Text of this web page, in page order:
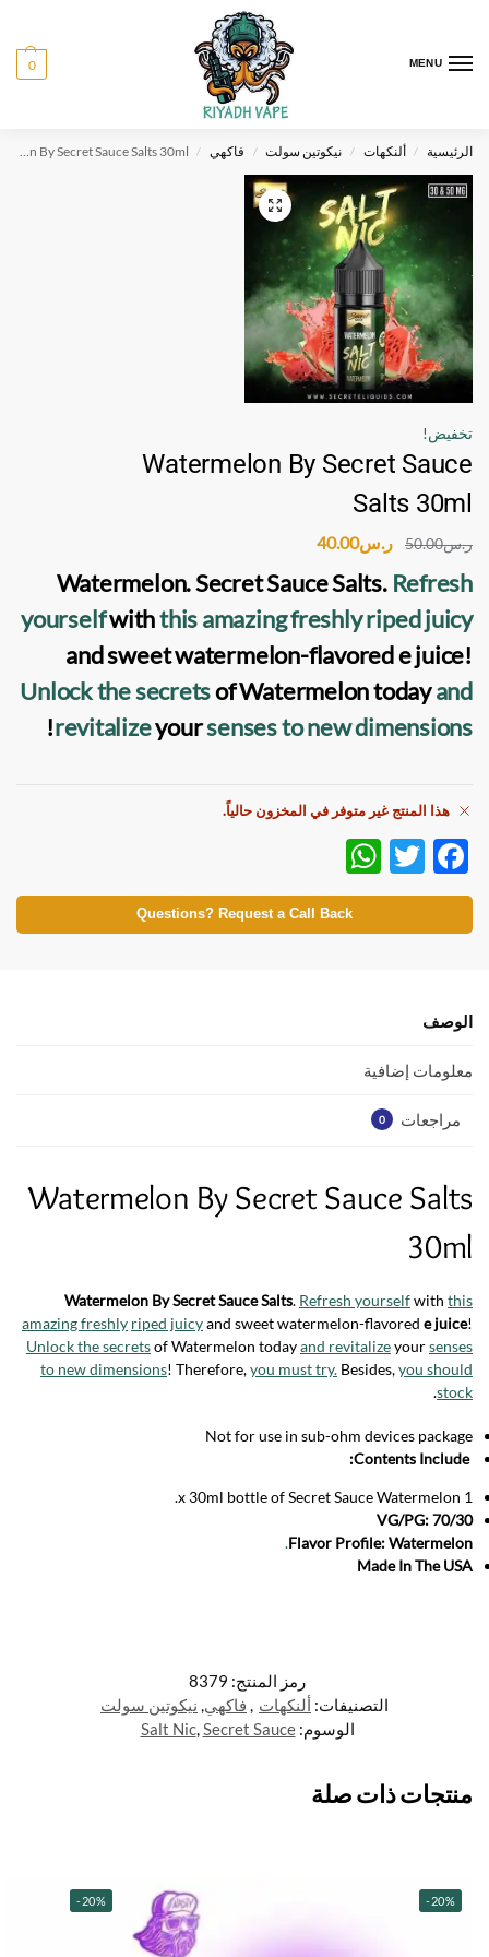
MENU
0
الرئيسية / ألنكهات / نيكوتين سولت / فاكهي /
Watermelon By Secret Sauce Salts 30ml
تخفيض!
Watermelon By Secret Sauce
Salts 30ml
ر.س50.00 ر.س40.00
Watermelon. Secret Sauce Salts. Refresh
yourselfwiththis amazing freshlyriped juicy
and sweet watermelon-flavored e juice!
Unlock the secretsof Watermelon todayand
revitalizeyoursenses to new dimensions
!
هذا المنتج غير متوفر في المخزون حالياً.
F
ac
e
o
k
T
w
itt
h
at
Questions? Request a Call Back
الوصف
معلومات إضافية
مراجعات 0
Watermelon By Secret Sauce Salts
30ml
Watermelon By Secret Sauce Salts. Refresh yourselfwith this
amazing freshly riped juicyand sweet watermelon-flavored e juice!
Unlock the secretsof Watermelon todayand revitalizeyoursenses
to new dimensions! Therefore,you must try. Besides,you should
stock
.
Not for use in sub-ohm devices package
Contents Include:
1 x 30ml bottle of Secret Sauce Watermelon.
VG/PG: 70/30
Flavor Profile: Watermelon
.
Made In The USA
رمز المنتج: 8379
التصنيفات: ألنكهات , فاكهي, نيكوتين سولت
الوسوم:
Salt Nic,Secret Sauce
منتجات ذات صلة
-20%
-20%